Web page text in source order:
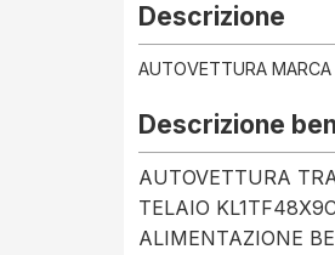
Descrizione
AUTOVETTURA
Descrizione
AUTOVETTURA
TELAIO
ALIMENTAZIONE